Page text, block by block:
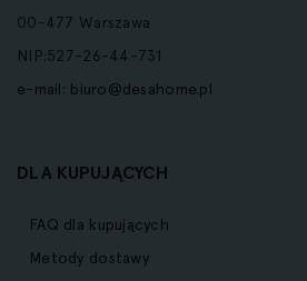
00-477 Warszawa
NIP:527-26-44-731
e-mail: biuro@desahome.pl
DLA KUPUJĄCYCH
FAQ dla kupujących
Metody dostawy